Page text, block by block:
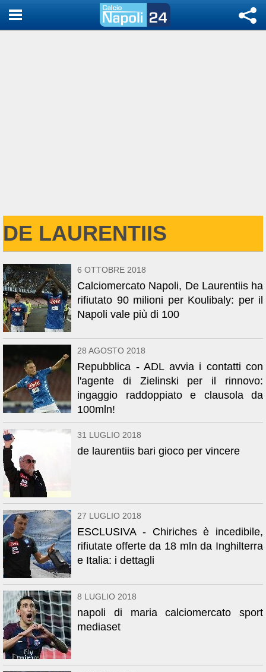
DE LAURENTIIS
6 OTTOBRE 2018
Calciomercato Napoli, De Laurentiis ha
rifiutato 90 milioni per Koulibaly: per il
Napoli vale più di 100
28 AGOSTO 2018
Repubblica - ADL avvia i contatti con
l'agente di Zielinski per il rinnovo:
ingaggio raddoppiato e clausola da
100mln!
31 LUGLIO 2018
de laurentiis bari gioco per vincere
27 LUGLIO 2018
ESCLUSIVA - Chiriches è incedibile,
rifiutate offerte da 18 mln da Inghilterra
e Italia: i dettagli
8 LUGLIO 2018
napoli di maria calciomercato sport
mediaset